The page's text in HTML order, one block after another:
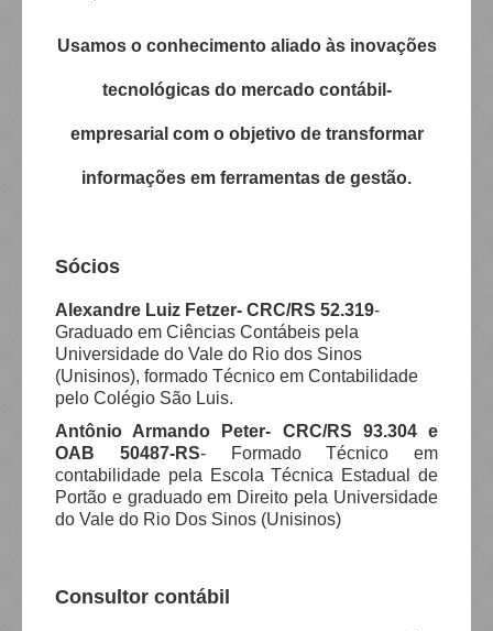
Usamos o conhecimento aliado às inovações
tecnológicas do mercado contábil-
empresarial com o objetivo de transformar
informações em ferramentas de gestão.
Sócios
Alexandre Luiz Fetzer- CRC/RS 52.319-
Graduado em Ciências Contábeis pela
Universidade do Vale do Rio dos Sinos
(Unisinos), formado Técnico em Contabilidade
pelo Colégio São Luis.
Antônio Armando Peter- CRC/RS 93.304 e
OAB 50487-RS- Formado Técnico em
contabilidade pela Escola Técnica Estadual de
Portão e graduado em Direito pela Universidade
do Vale do Rio Dos Sinos (Unisinos)
Consultor contábil